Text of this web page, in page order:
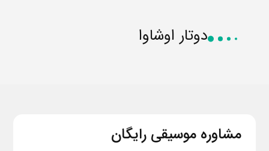
دوتار اوشاوا
مشاوره موسیقی رایگان